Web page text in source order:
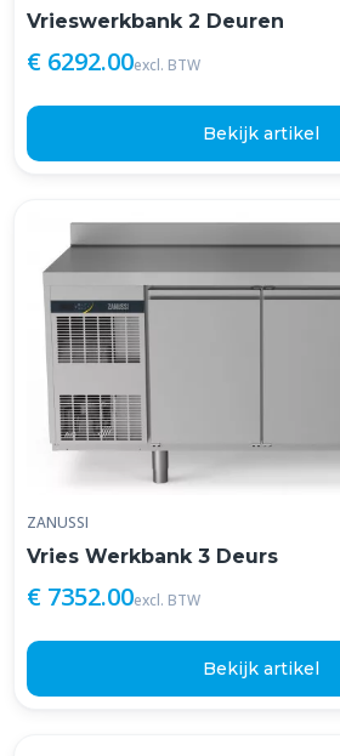
Vrieswerkbank 2 Deuren
€ 6292.00excl. BTW
Bekijk artikel
ZANUSSI
Vries Werkbank 3 Deurs
€ 7352.00excl. BTW
Bekijk artikel